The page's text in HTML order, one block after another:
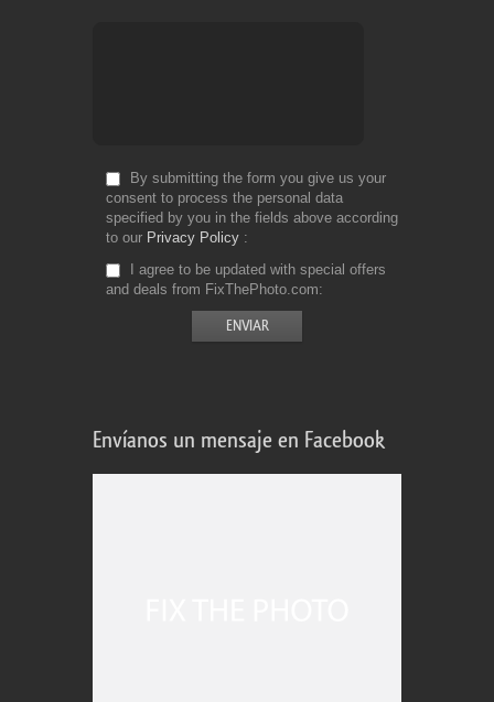
By submitting the form you give us your
consent to process the personal data
specified by you in the fields above according
to our Privacy Policy
I agree to be updated with special offers
and deals from FixThePhoto.com
Envíanos un mensaje en Facebook